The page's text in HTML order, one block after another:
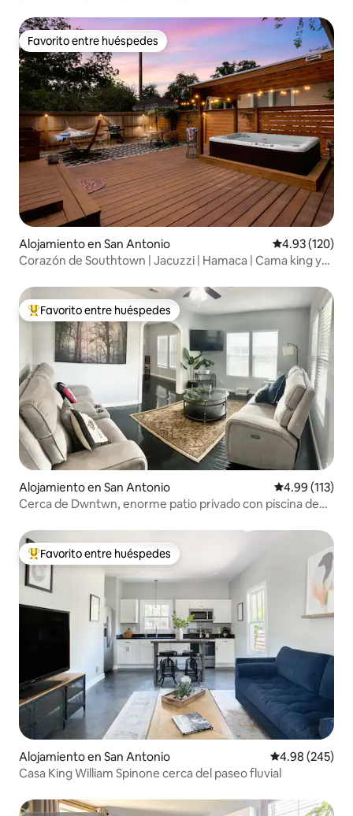
Favorito entre huéspedes
Favorito entre huéspedes
Alojamiento en San Antonio Calificación
4.93 (120)
Corazón de Southtown | Jacuzzi | Hamaca | Cama king y
Favorito entre huéspedes preferido
Favorito entre huéspedes
Alojamiento en San Antonio Calificación
4.99 (113)
Cerca de Dwntwn, enorme patio privado con piscina de
Favorito entre huéspedes preferido
Favorito entre huéspedes
Alojamiento en San Antonio Calificación
4.98 (245)
Casa King William Spinone cerca del paseo fluvial